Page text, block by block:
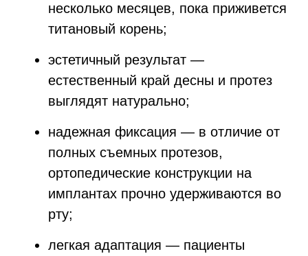
несколько месяцев, пока приживется
титановый корень;
эстетичный результат —
естественный край десны и протез
выглядят натурально;
надежная фиксация — в отличие от
полных съемных протезов,
ортопедические конструкции на
имплантах прочно удерживаются во
рту;
легкая адаптация — пациенты